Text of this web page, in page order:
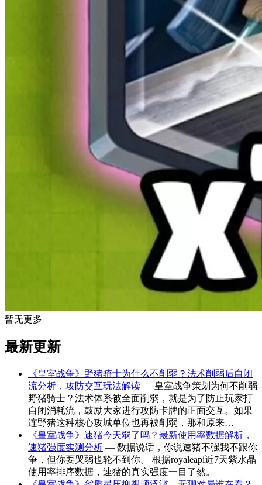
暂无更多
最新更新
《皇室战争》野猪骑士为什么不削弱？法术削弱后自闭
流分析，攻防交互玩法解读 — 皇室战争策划为何不削弱
野猪骑士？法术体系被全面削弱，就是为了防止玩家打
自闭消耗流，鼓励大家进行攻防卡牌的正面交互。如果
连野猪这种核心攻城单位也再被削弱，那和原来…
《皇室战争》速猪今天弱了吗？最新使用率数据解析，
速猪强度实测分析 — 数据说话，你说速猪不强我不跟你
争，但你要哭弱也轮不到你。 根据royaleapi近7天紫水晶
使用率排序数据，速猪的真实强度一目了然。